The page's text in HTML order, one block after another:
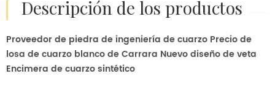
descripción de los productos
Proveedor de piedra de ingeniería de cuarzo Precio de
losa de cuarzo blanco de Carrara Nuevo diseño de veta
Encimera de cuarzo sintético